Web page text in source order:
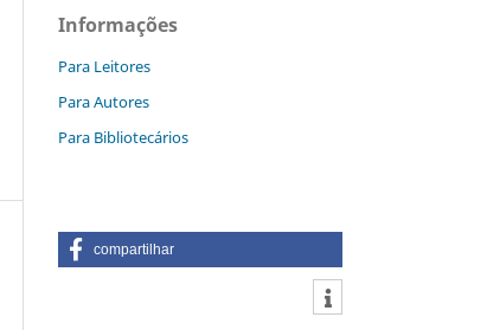
Informações
Para Leitores
Para Autores
Para Bibliotecários
compartilhar